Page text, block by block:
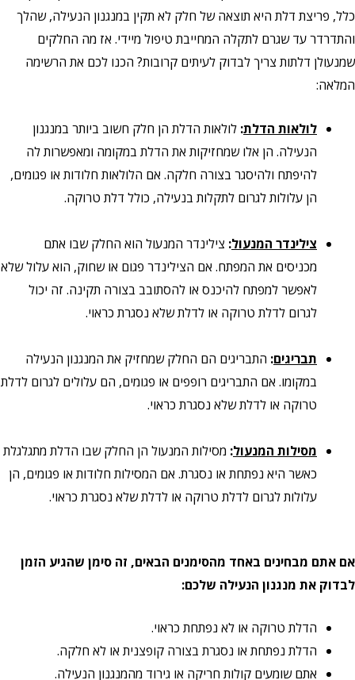
כלל, פריצת דלת היא תוצאה של חלק לא תקין במנגנון הנעילה, שהלך
והתדרדר עד שגרם לתקלה המחייבת טיפול מיידי. אז מה החלקים
שמנעולן דלתות צריך לבדוק לעיתים קרובות? הכנו לכם את הרשימה
המלאה:
לולאות הדלת: לולאות הדלת הן חלק חשוב ביותר במנגנון
הנעילה. הן אלו שמחזיקות את הדלת במקומה ומאפשרות לה
להיפתח ולהיסגר בצורה חלקה. אם הלולאות חלודות או פגומים,
הן עלולות לגרום לתקלות בנעילה, כולל דלת טרוקה.
צילינדר המנעול: צילינדר המנעול הוא החלק שבו אתם
מכניסים את המפתח. אם הצילינדר פגום או שחוק, הוא עלול שלא
לאפשר למפתח להיכנס או להסתובב בצורה תקינה. זה יכול
לגרום לדלת טרוקה או לדלת שלא נסגרת כראוי.
תבריגים: התבריגים הם החלק שמחזיק את המנגנון הנעילה
במקומו. אם התבריגים רופפים או פגומים, הם עלולים לגרום לדלת
טרוקה או לדלת שלא נסגרת כראוי.
מסילות המנעול: מסילות המנעול הן החלק שבו הדלת מתגלגלת
כאשר היא נפתחת או נסגרת. אם המסילות חלודות או פגומים, הן
עלולות לגרום לדלת טרוקה או לדלת שלא נסגרת כראוי.
אם אתם מבחינים באחד מהסימנים הבאים, זה סימן שהגיע הזמן
לבדוק את מנגנון הנעילה שלכם:
הדלת טרוקה או לא נפתחת כראוי.
הדלת נפתחת או נסגרת בצורה קופצנית או לא חלקה.
אתם שומעים קולות חריקה או גירוד מהמנגנון הנעילה.